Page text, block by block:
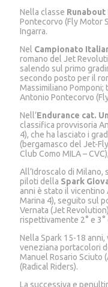
Nella classe Runabout
Pontecorvo (Fly Motor
Ingarra.
Nel Campionato
romano del Jet
salendo sul primo
secondo posto per il
Massimiliano
Antonio Pontecorvo
Nell’Endurance cat.
classifica provvisoria
4), che ha lasciato i
(bergamasco del Jet-
Club Como MILA –
All’Idroscalo di Milano,
piloti della Spark
anni è stato il vicentino
Marina 4), seguito sul
Vernata (Jet
rispettivamente 2° e
Nella Spark 15-18 anni,
veneziana portacolori
Manuel Rosario Sciuto
(Radical Riders).
La successiva e